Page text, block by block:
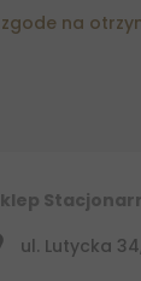
na
ul. Lutycka